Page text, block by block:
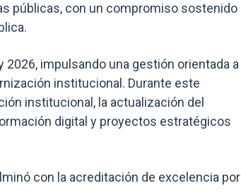
públicas, con un compromiso sostenido
2026, impulsando una gestión orientada a
institucional. Durante este
institucional, la actualización del
digital y proyectos estratégicos
con la acreditación de excelencia por